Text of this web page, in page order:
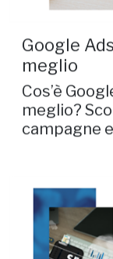
Google
meglio
Cos’è
meglio?
campagne